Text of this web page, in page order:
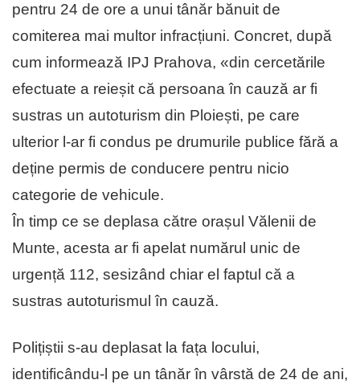
pentru 24 de ore a unui tânăr bănuit de
comiterea mai multor infracțiuni. Concret, după
cum informează IPJ Prahova, «din cercetările
efectuate a reieșit că persoana în cauză ar fi
sustras un autoturism din Ploiești, pe care
ulterior l-ar fi condus pe drumurile publice fără a
deține permis de conducere pentru nicio
categorie de vehicule.
În timp ce se deplasa către orașul Vălenii de
Munte, acesta ar fi apelat numărul unic de
urgență 112, sesizând chiar el faptul că a
sustras autoturismul în cauză.
Polițiștii s-au deplasat la fața locului,
identificându-l pe un tânăr în vârstă de 24 de ani,